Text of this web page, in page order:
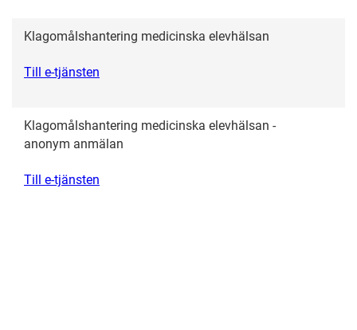
Klagomålshantering medicinska elevhälsan
Till e-tjänsten
Klagomålshantering medicinska elevhälsan -
anonym anmälan
Till e-tjänsten